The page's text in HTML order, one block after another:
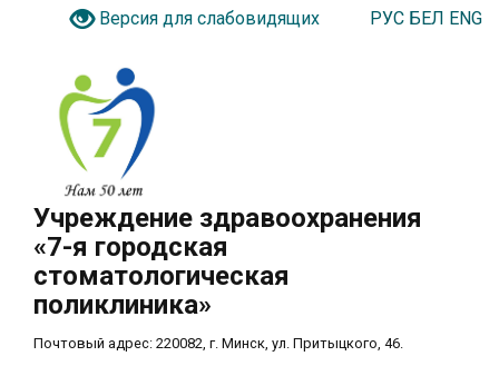
Версия для слабовидящих РУС БЕЛ ENG
Учреждение здравоохранения
«7-я городская
стоматологическая
поликлиника»
Почтовый адрес: 220082, г. Минск, ул. Притыцкого, 46.